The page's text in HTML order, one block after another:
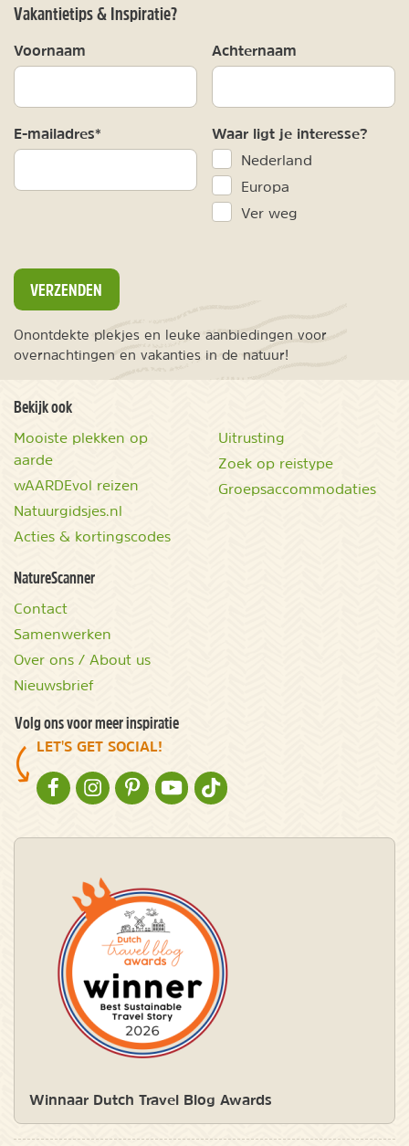
Vakantietips & Inspiratie?
Voornaam Achternaam
E-mailadres* Waar ligt je interesse?
Nederland
Europa
Ver weg
VERZENDEN
Onontdekte plekjes en leuke aanbiedingen voor
overnachtingen en vakanties in de natuur!
Bekijk ook
Mooiste plekken op
aarde
wAARDEvol reizen
Natuurgidsjes.nl
Acties & kortingscodes
Uitrusting
Zoek op reistype
Groepsaccommodaties
NatureScanner
Contact
Samenwerken
Over ons / About us
Nieuwsbrief
Volg ons voor meer inspiratie
LET'S GET SOCIAL!
NATURESCANNER OP FACEBOOK
NATURESCANNER OP INSTAGRAM
NATURESCANNER OP PINTEREST
NATURESCANNER OP YOUTUBE
NATURESCANNER OP TIKTOK
Winnaar Dutch Travel Blog Awards